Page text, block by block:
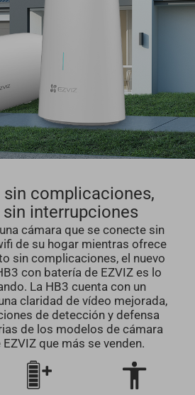
complicaciones,
interrupciones
cámara que se conecte sin
de su hogar mientras ofrece
sin complicaciones, el nuevo
con batería de EZVIZ es lo
La HB3 cuenta con un
claridad de vídeo mejorada,
de detección y defensa
de los modelos de cámara
que más se venden.